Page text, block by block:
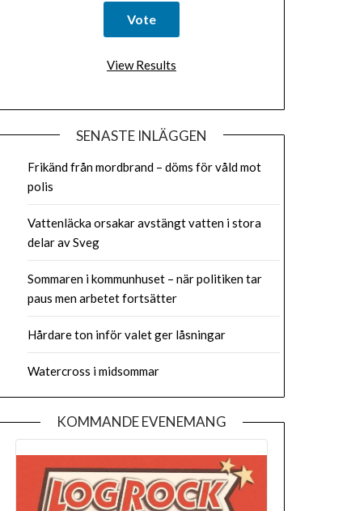
View Results
SENASTE INLÄGGEN
Frikänd från mordbrand – döms för våld mot
polis
Vattenläcka orsakar avstängt vatten i stora
delar av Sveg
Sommaren i kommunhuset – när politiken tar
paus men arbetet fortsätter
Hårdare ton inför valet ger låsningar
Watercross i midsommar
KOMMANDE EVENEMANG